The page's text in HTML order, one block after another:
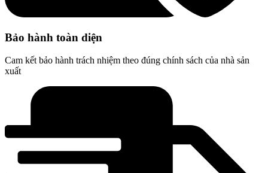
Bảo hành toàn diện
Cam kết bảo hành trách nhiệm theo đúng chính sách của nhà sản
xuất